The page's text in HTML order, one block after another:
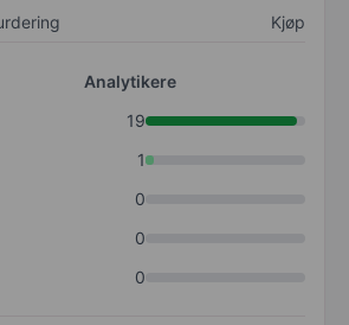
Kjøp
Analytikere
19
1
0
0
0